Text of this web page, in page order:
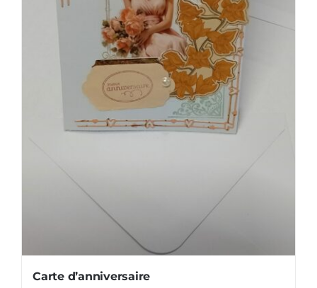
Carte d’anniversaire